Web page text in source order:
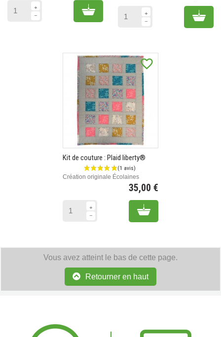
Add to cart
Add
favorite_border
Kit de couture : Plaid liberty®
Création originale Écolaines
35,00 €
Add to cart
Vous avez atteint le bas de cette page.
Retourner en haut